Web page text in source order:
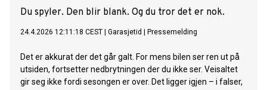
Du spyler. Den blir blank. Og du tror det er nok.
24.4.2026 12:11:18 CEST Garasjetid Pressemelding
Det er akkurat der det går galt. For mens bilen ser ren ut på
utsiden, fortsetter nedbrytningen der du ikke ser. Veisaltet
gir seg ikke fordi sesongen er over. Det ligger igjen – i falser,